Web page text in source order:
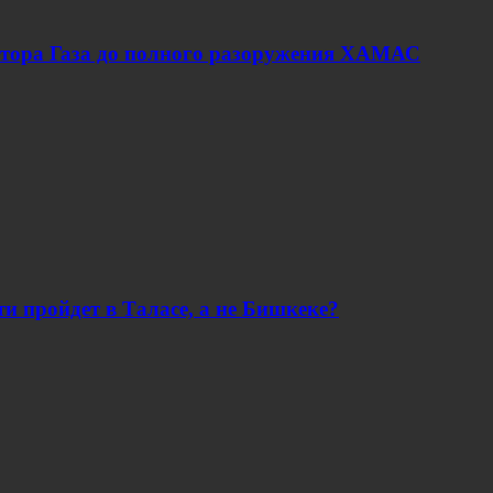
Газа до полного разоружения ХАМАС
пройдет в Таласе, а не Бишкеке?